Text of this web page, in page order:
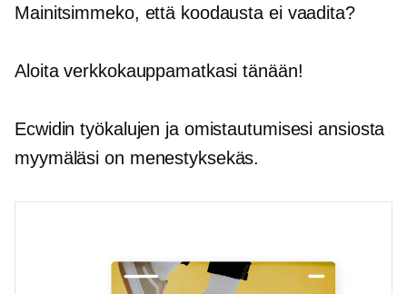
Mainitsimmeko, että koodausta ei vaadita?
Aloita verkkokauppamatkasi tänään!
Ecwidin työkalujen ja omistautumisesi ansiosta
myymäläsi on menestyksekäs.